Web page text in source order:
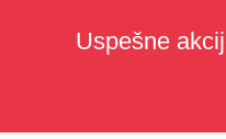
Uspešne